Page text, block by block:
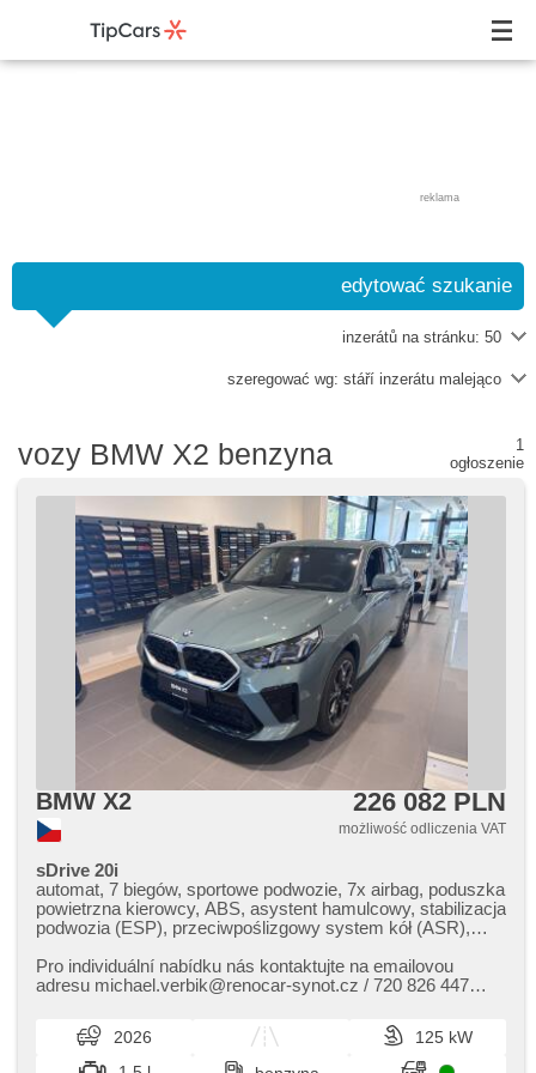
reklama
edytować szukanie
inzerátů na stránku: 50
szeregować wg: stáří inzerátu malejąco
vozy BMW X2 benzyna
1
ogłoszenie
BMW X2 226 082 PLN
możliwość odliczenia VAT
sDrive 20i
automat, 7 biegów, sportowe podwozie, 7x airbag, poduszka
powietrzna kierowcy, ABS, asystent hamulcowy, stabilizacja
podwozia (ESP), przeciwpoślizgowy system kół (ASR),
(HSA), ukazatel rychlostního limitu (SLIF), asystent pasa
ruchu, asystent martwego pola, asistent jízdy v jízdním
regulacja natężenia podwozia, hak holowniczy,
wspomaganie układu kierowniczego, 2 strefowa
klimatyzacja, klimatronic, tempomat dotrzymujący
Pro individuální nabídku nás kontaktujte na emailovou
adresu michael.verbik@renocar​-synot.cz / 720 826 447
2026
125 kW